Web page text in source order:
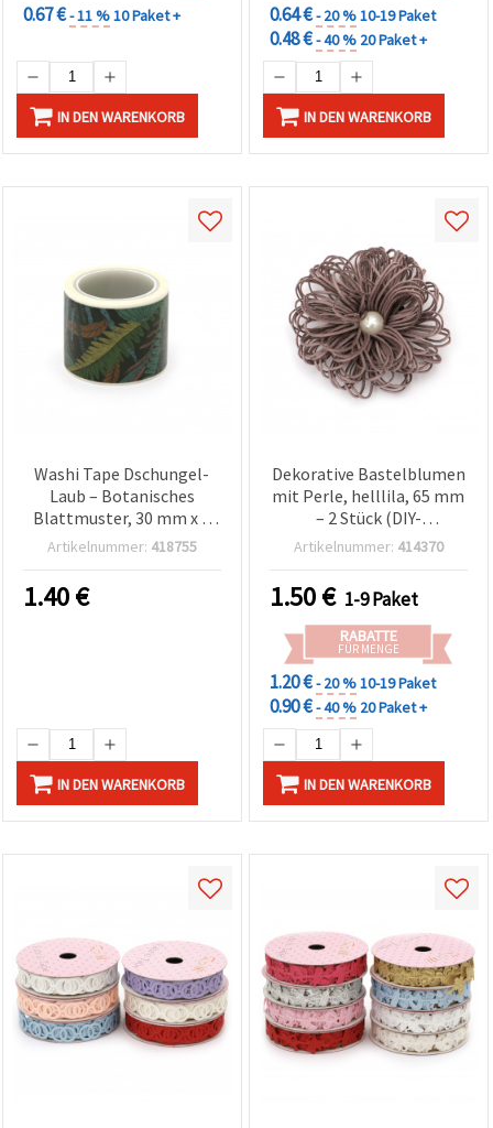
0.67 €- 11 %10 Paket +
IN DEN WARENKORB
0.64 €- 20 %10-19 Paket
0.48 €- 40 % 20 Paket +
IN DEN WARENKORB
Washi Tape Dschungel-
Laub – Botanisches
Blattmuster, 30 mm x 5
m, Grün/Blau auf dunklem
& Scrapbooking
Artikelnummer: 418755
1.40€
IN DEN WARENKORB
Dekorative Bastelblumen
mit Perle, helllila, 65 mm
– 2 Stück (DIY-
Blumenverzierungen)
Artikelnummer: 414370
1.50€ 1-9 Paket
RABATTE
FÜR MENGE
1.20 €- 20 %10-19 Paket
0.90 €- 40 % 20 Paket +
IN DEN WARENKORB